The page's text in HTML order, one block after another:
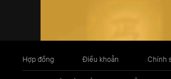
Hợp đồng Điều khoản Chính